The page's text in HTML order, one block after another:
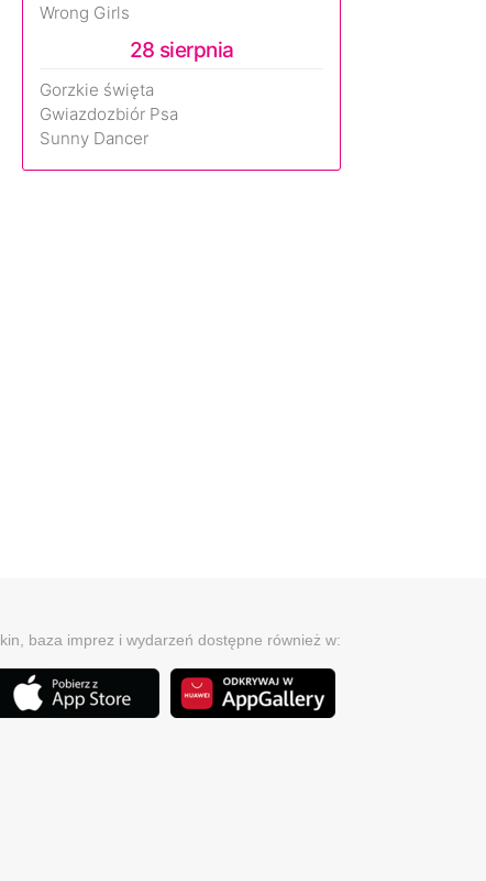
Wrong Girls
28 sierpnia
Gorzkie święta
Gwiazdozbiór Psa
Sunny Dancer
baza imprez i wydarzeń dostępne również w: